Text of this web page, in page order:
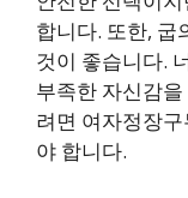
합니다. 또한, 굽
것이 좋습니다.
부족한 자신감
려면 여자정장
야 합니다.